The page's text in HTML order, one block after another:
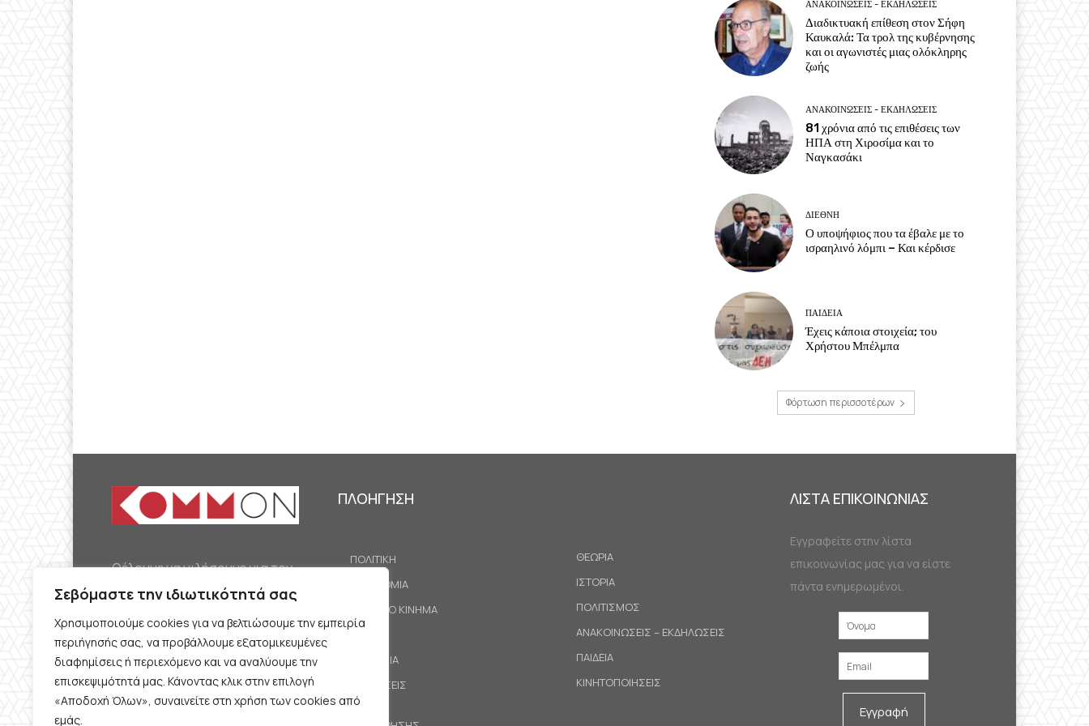
Σεβόμαστε την ιδιωτικότητά σας
Χρησιμοποιούμε cookies για να βελτιώσουμε την εμπειρία
περιήγησής σας, να προβάλλουμε εξατομικευμένες
διαφημίσεις ή περιεχόμενο και να αναλύουμε την
επισκεψιμότητά μας. Κάνοντας κλικ στην επιλογή
«Αποδοχή Όλων», συναινείτε στη χρήση των cookies από
εμάς.
ΑΝΑΚΟΙΝΩΣΕΙΣ - ΕΚΔΗΛΩΣΕΙΣ
Διαδικτυακή επίθεση στον Σήφη
Καυκαλά: Τα τρολ της κυβέρνησης
και οι αγωνιστές μιας ολόκληρης
ζωής
ΑΝΑΚΟΙΝΩΣΕΙΣ - ΕΚΔΗΛΩΣΕΙΣ
81 χρόνια από τις επιθέσεις των
ΗΠΑ στη Χιροσίμα και το
Ναγκασάκι
ΔΙΕΘΝΗ
Ο υποψήφιος που τα έβαλε με το
ισραηλινό λόμπι – Και κέρδισε
ΠΑΙΔΕΙΑ
Έχεις κάποια στοιχεία; του
Χρήστου Μπέλμπα
Φόρτωση περισσοτέρων
Θέλουμε να μιλήσουμε για τον
κομμουνισμό της εποχής μας,
την αναγκαία αλλά όχι
δεδομένη προοπτική.
Θέλουμε να μιλήσουμε
ταυτόχρονα για την
καθημερινή επιβίωση και τον
ΠΛΟΗΓΗΣΗ
ΠΟΛΙΤΙΚΗ
ΟΙΚΟΝΟΜΙΑ
ΕΡΓΑΤΙΚΟ ΚΙΝΗΜΑ
ΚΟΙΝΩΝΙΑ
ΠΡΟΤΑΣΕΙΣ
ΘΕΩΡΙΑ
ΙΣΤΟΡΙΑ
ΠΟΛΙΤΙΣΜΟΣ
ΑΝΑΚΟΙΝΩΣΕΙΣ – ΕΚΔΗΛΩΣΕΙΣ
ΠΑΙΔΕΙΑ
ΚΙΝΗΤΟΠΟΙΗΣΕΙΣ
ΛΙΣΤΑ ΕΠΙΚΟΙΝΩΝΙΑΣ
Εγγραφείτε στην λίστα
επικοινωνίας μας για να είστε
πάντα ενημερωμένοι.
Εγγραφή